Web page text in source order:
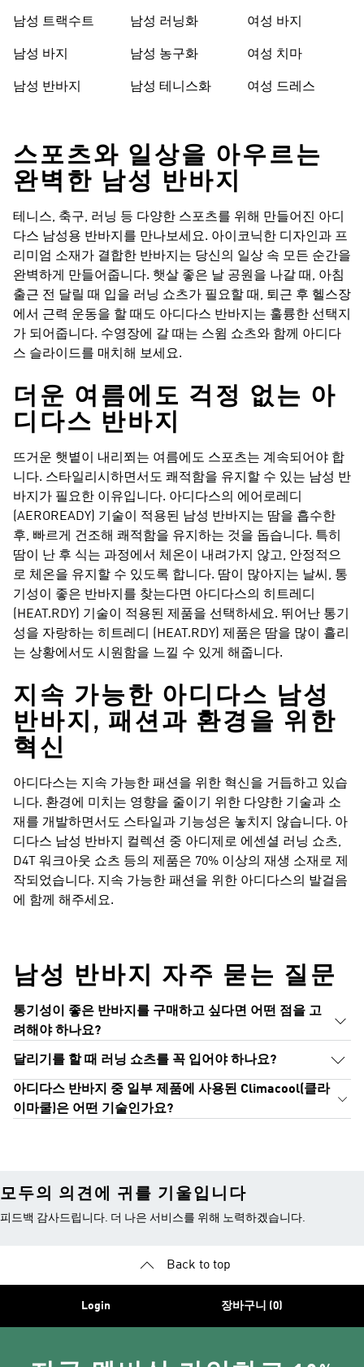
남성 트랙수트
남성 바지
남성 반바지
남성 러닝화
남성 농구화
남성 테니스화
여성 바지
여성 치마
여성 드레스
스포츠와 일상을 아우르는
완벽한 남성 반바지
테니스, 축구, 러닝 등 다양한 스포츠를 위해 만들어진 아디
다스 남성용 반바지를 만나보세요. 아이코닉한 디자인과 프
리미엄 소재가 결합한 반바지는 당신의 일상 속 모든 순간을
완벽하게 만들어줍니다. 햇살 좋은 날 공원을 나갈 때, 아침
출근 전 달릴 때 입을 러닝 쇼츠가 필요할 때, 퇴근 후 헬스장
에서 근력 운동을 할 때도 아디다스 반바지는 훌륭한 선택지
가 되어줍니다. 수영장에 갈 때는 스윔 쇼츠와 함께 아디다
스 슬라이드를 매치해 보세요.
더운 여름에도 걱정 없는 아
디다스 반바지
뜨거운 햇볕이 내리쬐는 여름에도 스포츠는 계속되어야 합
니다. 스타일리시하면서도 쾌적함을 유지할 수 있는 남성 반
바지가 필요한 이유입니다. 아디다스의 에어로레디
(AEROREADY) 기술이 적용된 남성 반바지는 땀을 흡수한
후, 빠르게 건조해 쾌적함을 유지하는 것을 돕습니다. 특히
땀이 난 후 식는 과정에서 체온이 내려가지 않고, 안정적으
로 체온을 유지할 수 있도록 합니다. 땀이 많아지는 날씨, 통
기성이 좋은 반바지를 찾는다면 아디다스의 히트레디
(HEAT.RDY) 기술이 적용된 제품을 선택하세요. 뛰어난 통기
성을 자랑하는 히트레디 (HEAT.RDY) 제품은 땀을 많이 흘리
는 상황에서도 시원함을 느낄 수 있게 해줍니다.
지속 가능한 아디다스 남성
반바지, 패션과 환경을 위한
혁신
아디다스는 지속 가능한 패션을 위한 혁신을 거듭하고 있습
니다. 환경에 미치는 영향을 줄이기 위한 다양한 기술과 소
재를 개발하면서도 스타일과 기능성은 놓치지 않습니다. 아
디다스 남성 반바지 컬렉션 중 아디제로 에센셜 러닝 쇼츠,
D4T 워크아웃 쇼츠 등의 제품은 70% 이상의 재생 소재로 제
작되었습니다. 지속 가능한 패션을 위한 아디다스의 발걸음
에 함께 해주세요.
남성 반바지 자주 묻는 질문
통기성이 좋은 반바지를 구매하고 싶다면 어떤 점을 고
려해야 하나요?
달리기를 할 때 러닝 쇼츠를 꼭 입어야 하나요?
아디다스 반바지 중 일부 제품에 사용된 Climacool(클라
이마쿨)은 어떤 기술인가요?
모두의 의견에 귀를 기울입니다
피드백 감사드립니다. 더 나은 서비스를 위해 노력하겠습니다.
Back to top
Login 장바구니 (0)